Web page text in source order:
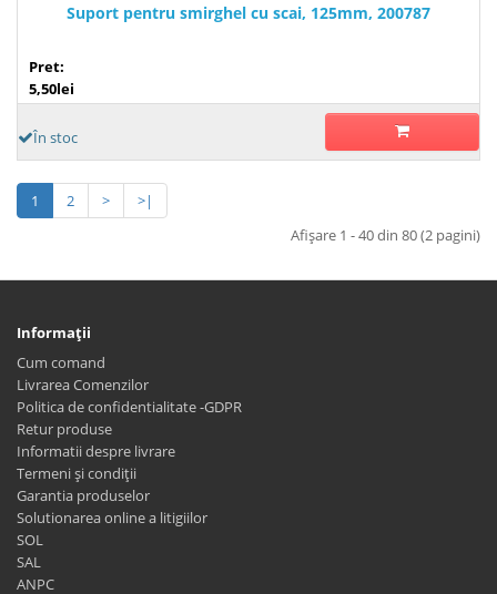
Suport pentru smirghel cu scai, 125mm, 200787
Pret:
5,50lei
În stoc
1 2 >
>|
Afişare 1 - 40 din 80 (2 pagini)
Informaţii
Cum comand
Livrarea Comenzilor
Politica de confidentialitate -GDPR
Retur produse
Informatii despre livrare
Termeni și condiții
Garantia produselor
Solutionarea online a litigiilor
SOL
SAL
ANPC